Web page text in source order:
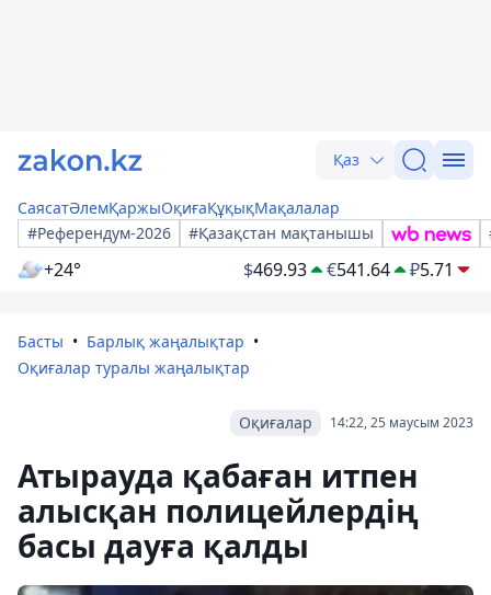
Қаз
СаясатӘлемҚаржыОқиғаҚұқықМақалалар
#Референдум-2026
#Қазақстан мақтанышы
+24° $469.93 €541.64 ₽5.71
Басты
Барлық жаңалықтар
Оқиғалар туралы жаңалықтар
14:22, 25 маусым 2023
Оқиғалар
Атырауда қабаған итпен
алысқан полицейлердің
басы дауға қалды